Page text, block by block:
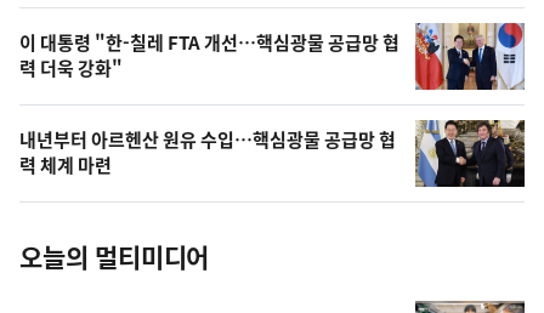
오
늘
의
사
진
이 대통령 "한-칠레 FTA 개선…핵심광물 공급망 협
력 더욱 강화"
내년부터 아르헨산 원유 수입…핵심광물 공급망 협
력 체계 마련
오늘의 멀티미디어